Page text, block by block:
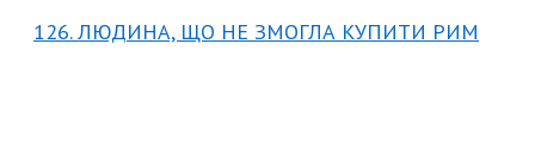
126. ЛЮДИНА, ЩО НЕ ЗМОГЛА КУПИТИ РИМ